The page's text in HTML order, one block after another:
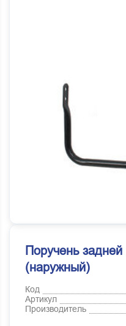
Поручень
(наружный)
Код
Артикул
Производитель